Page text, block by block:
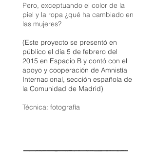
Pero, exceptuando el color de la
piel y la ropa ¿qué ha cambiado en
las mujeres?
(Este proyecto se presentó en
público el día 5 de febrero del
2015 en Espacio B y contó con el
apoyo y cooperación de Amnistía
Internacional, sección española de
la Comunidad de Madrid)
Técnica: fotografía